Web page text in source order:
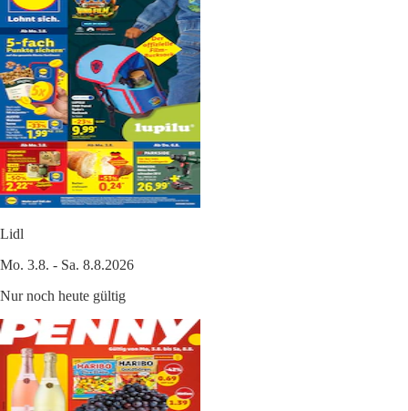
Lidl
Mo. 3.8. - Sa. 8.8.2026
Nur noch heute gültig